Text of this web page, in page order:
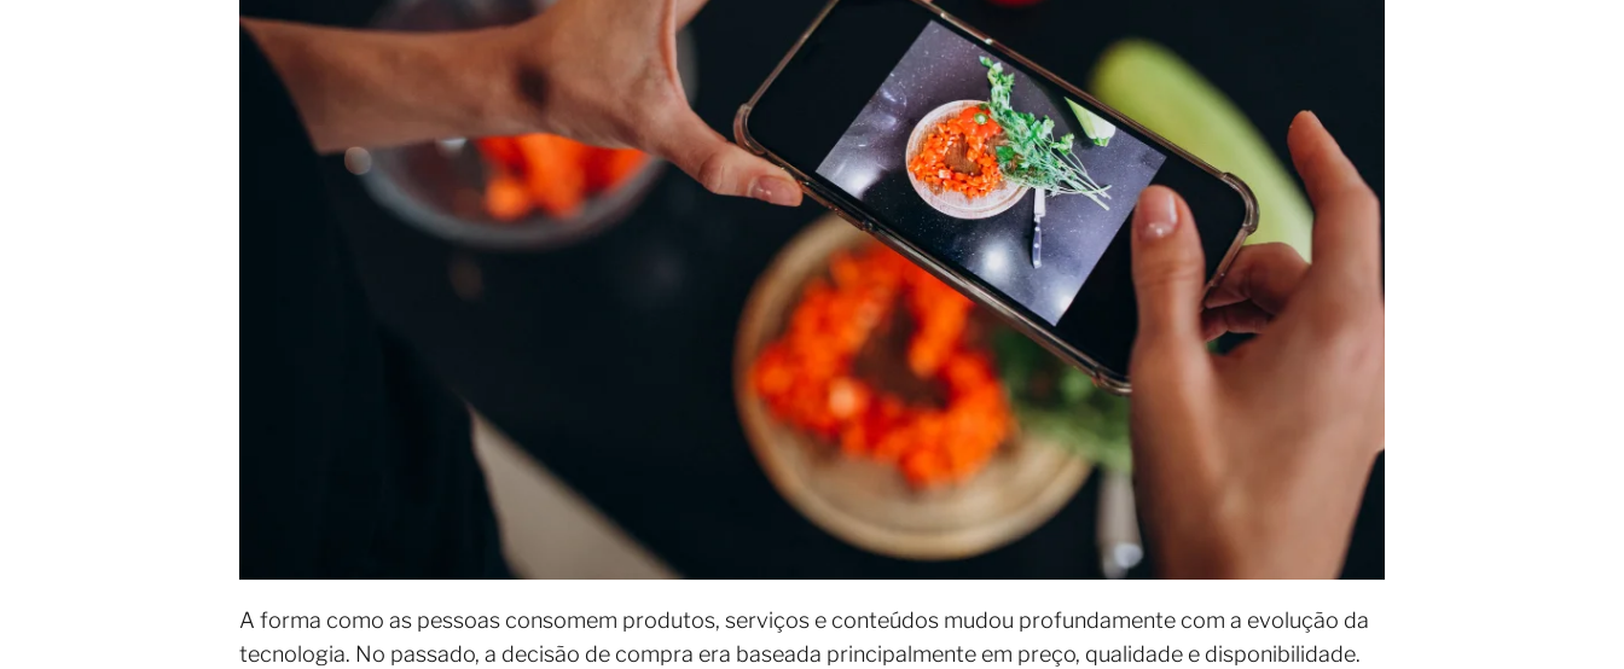
A forma como as pessoas consomem produtos, serviços e conteúdos mudou profundamente com a evolução da
tecnologia. No passado, a decisão de compra era baseada principalmente em preço, qualidade e disponibilidade.